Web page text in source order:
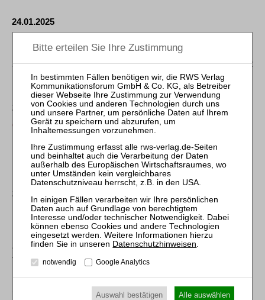
24.01.2025
EURO DSGVO-BUSSGELDER IN 2024 VERHÄNGT
2024 wurden europaweit Bußgelder in Höhe von insgesamt 1,2
Milliarden Euro verhängt. Dies …
22.05.2026
CMS VERÖFFENTLICHT SIEBTE AUSGABE DES
„ENFORCEMENT TRACKER REPORT“
DSGVO-Bußgeldpraxis gewinnt an Fahrt – 6 Milliarden Euro
überschritten Berlin – Die …
26.01.2026
DLA PIPER STUDIE: BUSSGELDHÖHE STAGNIERT AUF H
OHEM NIVEAU – AUCH IN 2025 BELAUFEN SICH DIE B
USSGELDER IN DER EU AUF CA. 1.2 MRD. EURO
Zwischen dem 28. Januar 2025 und dem 27. Januar 2026
verhängten europäische Aufsichtsbehörden …
Datenschutzhinweisen
notwendig Google Analytics
Auswahl bestätigen Alle auswählen